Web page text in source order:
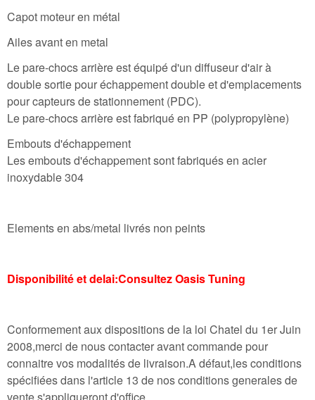
Capot moteur en métal
Ailes avant en metal
Le pare-chocs arrière est équipé d'un diffuseur d'air à
double sortie pour échappement double et d'emplacements
pour capteurs de stationnement (PDC).
Le pare-chocs arrière est fabriqué en PP (polypropylène)
Embouts d'échappement
Les embouts d'échappement sont fabriqués en acier
inoxydable 304
Elements en abs/metal livrés non peints
Disponibilité et delai:Consultez Oasis Tuning
Conformement aux dispositions de la loi Chatel du 1er Juin
2008,merci de nous contacter avant commande pour
connaitre vos modalités de livraison.A défaut,les conditions
spécifiées dans l'article 13 de nos conditions generales de